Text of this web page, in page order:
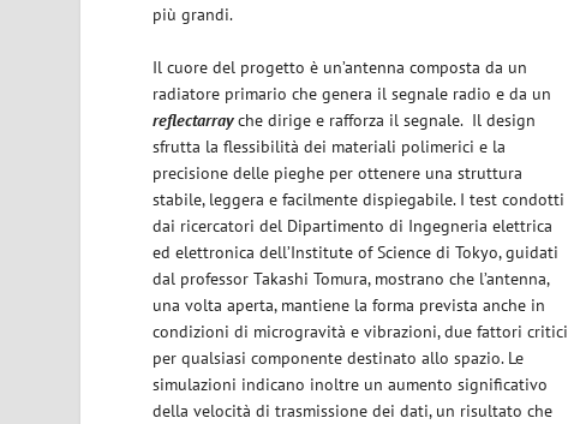
più grandi.
Il cuore del progetto è un’antenna composta da un
radiatore primario che genera il segnale radio e da un
reflectarrayche dirige e rafforza il segnale. Il design
sfrutta la flessibilità dei materiali polimerici e la
precisione delle pieghe per ottenere una struttura
stabile, leggera e facilmente dispiegabile. I test condotti
dai ricercatori del Dipartimento di Ingegneria elettrica
ed elettronica dell’Institute of Science di Tokyo, guidati
dal professor Takashi Tomura, mostrano che l’antenna,
una volta aperta, mantiene la forma prevista anche in
condizioni di microgravità e vibrazioni, due fattori critici
per qualsiasi componente destinato allo spazio. Le
simulazioni indicano inoltre un aumento significativo
della velocità di trasmissione dei dati, un risultato che